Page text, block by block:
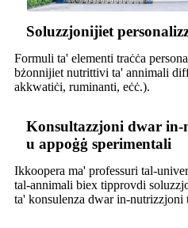
Soluzzjonijiet
Formuli ta' elementi traċċa
bżonnijiet nutrittivi ta' annimali
akkwatiċi, ruminanti, eċċ.).
Konsultazzjoni dwar
u appoġġ sperimentali
Ikkoopera ma' professuri tal-
tal-annimali biex tipprovdi
ta' konsulenza dwar in-nutrizzjoni